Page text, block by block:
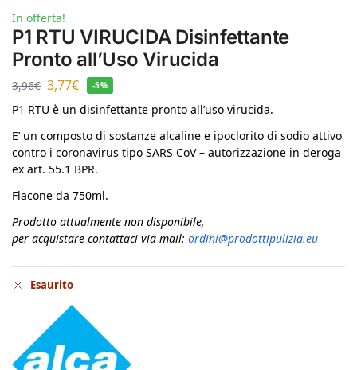
In offerta!
P1 RTU VIRUCIDA Disinfettante
Pronto all’Uso Virucida
3,96€ 3,77€ -5%
P1 RTU è un disinfettante pronto all’uso virucida.
E’ un composto di sostanze alcaline e ipoclorito di sodio attivo
contro i coronavirus tipo SARS CoV – autorizzazione in deroga
ex art. 55.1 BPR.
Flacone da 750ml.
Prodotto attualmente non disponibile,
per acquistare contattaci via mail: ordini@prodottipulizia.eu
Esaurito